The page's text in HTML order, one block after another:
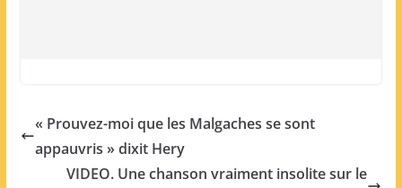
« Prouvez-moi que les Malgaches se sont
appauvris » dixit Hery
VIDEO. Une chanson vraiment insolite sur le